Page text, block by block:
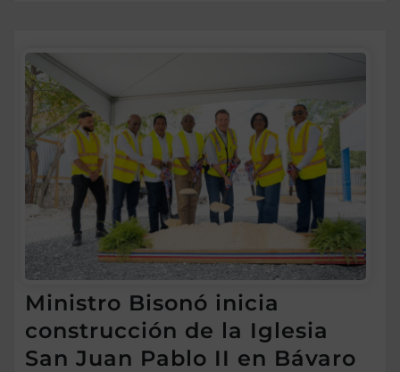
Ministro Bisonó inicia
construcción de la Iglesia
San Juan Pablo II en Bávaro